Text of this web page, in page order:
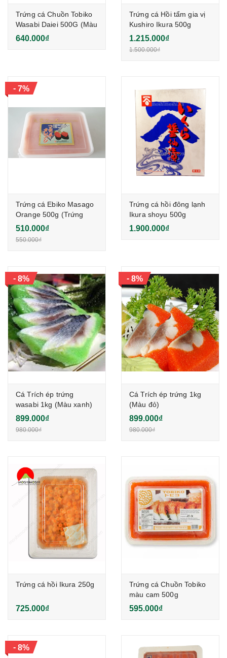
Trứng cá Chuồn Tobiko
Wasabi Daiei 500G (Màu
xanh)
640.000₫
Trứng cá Hồi tẩm gia vị
Kushiro Ikura 500g
1.215.000₫
1.500.000₫
- 7%
Trứng cá Ebiko Masago
Orange 500g (Trứng
Tôm Màu Cam)
510.000₫
550.000₫
Trứng cá hồi đông lạnh
Ikura shoyu 500g
1.900.000₫
- 8%
Cá Trích ép trứng
wasabi 1kg (Màu xanh)
899.000₫
980.000₫
- 8%
Cá Trích ép trứng 1kg
(Màu đỏ)
899.000₫
980.000₫
Trứng cá hồi Ikura 250g
725.000₫
Trứng cá Chuồn Tobiko
màu cam 500g
595.000₫
- 8%